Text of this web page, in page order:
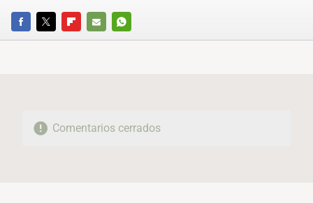
FACEBOOKTWITTERFLIPBOARD
E-
WHATSAPP
Comentarios cerrados